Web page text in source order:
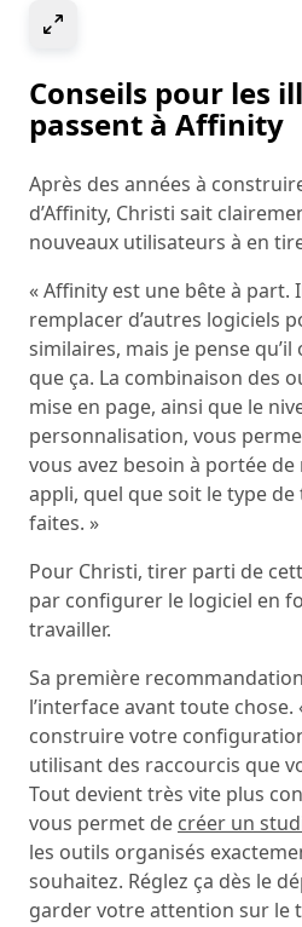
Conseils pour les
passent à Affinity
Après des années à
d’Affinity, Christi sait
nouveaux utilisateurs à en
« Affinity est une bête à part.
remplacer d’autres logiciels
similaires, mais je pense
que ça. La combinaison des
mise en page, ainsi que le
personnalisation, vous
vous avez besoin à portée
appli, quel que soit le type
faites. »
Pour Christi, tirer parti de
par configurer le logiciel en
travailler.
Sa première
l’interface avant toute chose.
construire votre
utilisant des raccourcis que
Tout devient très vite plus
vous permet de créer un
les outils organisés
souhaitez. Réglez ça dès le
garder votre attention sur le